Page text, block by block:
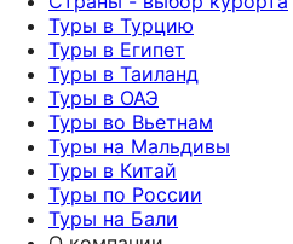
Туры в Турцию
Туры в Египет
Туры в Таиланд
Туры в ОАЭ
Туры во Вьетнам
Туры на Мальдивы
Туры в Китай
Туры по России
Туры на Бали